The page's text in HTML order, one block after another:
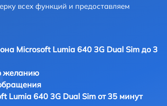
всех функций и предоставляем
Microsoft Lumia 640 3G Dual Sim до 3
желанию
Lumia 640 3G Dual Sim от 35 минут